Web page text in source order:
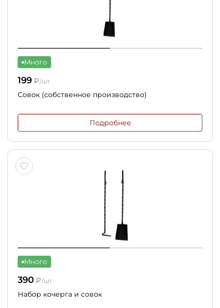
Много
199 ₽/шт
Совок (собственное производство)
Подробнее
Много
390 ₽/шт
Набор кочерга и совок